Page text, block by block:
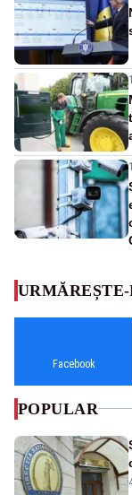
URMĂREȘTE-
Facebook
POPULAR